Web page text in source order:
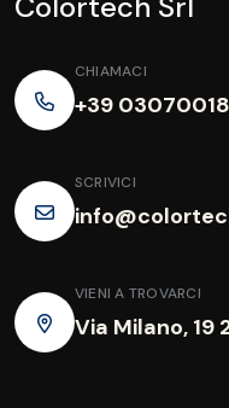
CHIAMACI
+39
SCRIVICI
VIENI A TROVARCI
Via Milano, 19